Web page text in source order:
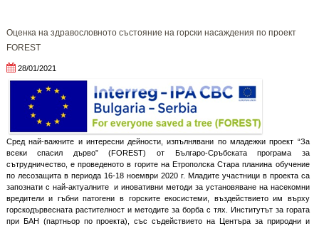
Оценка на здравословното състояние на горски насаждения по проект
FOREST
28/01/2021
Сред най-важните и интересни дейности, изпълнявани по младежки проект “За
всеки спасил дърво” (FOREST) от Българо-Сръбската програма за
сътрудничество, е проведеното в горите на Етрополска Стара планина обучение
по лесозащита в периода 16-18 ноември 2020 г. Младите участници в проекта са
запознати с най-актуалните и иновативни методи за установяване на насекомни
вредители и гъбни патогени в горските екосистеми, въздействието им върху
горскодървесната растителност и методите за борба с тях. Институтът за гората
при БАН (партньор по проекта), със съдействието на Центъра за природни и